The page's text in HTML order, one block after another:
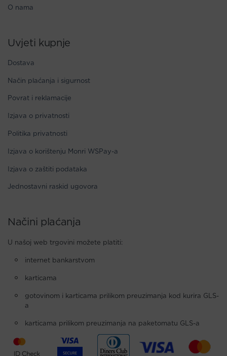
O nama
Uvjeti kupnje
Dostava
Način plaćanja i sigurnost
Povrat i reklamacije
Izjava o privatnosti
Politika privatnosti
Izjava o korištenju Monri WSPay-a
Izjava o zaštiti podataka
Jednostavni raskid ugovora
Načini plaćanja
U našoj web trgovini možete platiti:
internet bankarstvom
karticama
gotovinom i karticama prilikom preuzimanja kod kurira GLS-
a
karticama prilikom preuzimanja na paketomatu GLS-a